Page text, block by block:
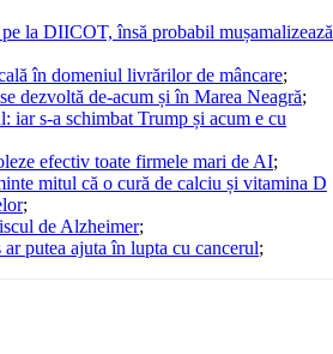
la DIICOT, însă probabil mușamalizează
în domeniul livrărilor de mâncare;
dezvoltă de-acum și în Marea Neagră;
iar s-a schimbat Trump și acum e cu
efectiv toate firmele mari de AI;
mitul că o cură de calciu și vitamina D
;
de Alzheimer;
putea ajuta în lupta cu cancerul;